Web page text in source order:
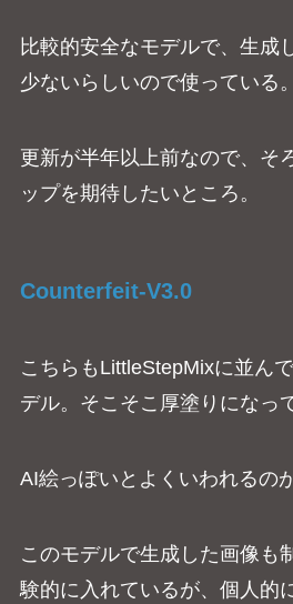
比較的安全なモデルで、生成
少ないらしいので使っている。
更新が半年以上前なので、そ
ップを期待したいところ。
Counterfeit-V3.0
こちらもLittleStepMixに並ん
デル。そこそこ厚塗りになっ
AI絵っぽいとよくいわれるの
このモデルで生成した画像も
験的に入れているが、個人的